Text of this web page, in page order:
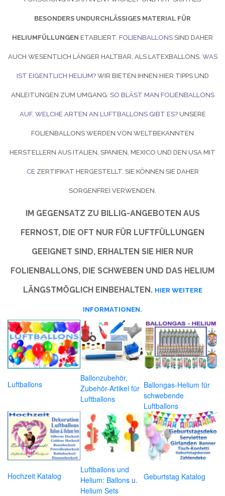
BESONDERS UNDURCHLÄSSIGES MATERIAL FÜR
HELIUMFÜLLUNGEN ETABLIERT. FOLIENBALLONS SIND DAHER
AUCH WESENTLICH LÄNGER HALTBAR, ALS LATEXBALLONS. WAS
IST EIGENTLICH HELIUM?WIR BIETEN IHNEN HIER TIPPS UND
ANLEITUNGEN ZUM UMGANG: SO BLÄST MAN FOLIENBALLONS
AUF. WELCHE ARTEN AN LUFTBALLONS GIBT ES?UNSERE
FOLIENBALLONS WERDEN VON WELTBEKANNTEN
HERSTELLERN AUS ITALIEN, SPANIEN, MEXICO UND DEN USA MIT
CE ZERTIFIKAT HERGESTELLT. SIE KÖNNEN SIE DAHER
SORGENFREI VERWENDEN.
IM GEGENSATZ ZU BILLIG-ANGEBOTEN AUS
FERNOST, DIE OFT NUR FÜR LUFTFÜLLUNGEN
GEEIGNET SIND, ERHALTEN SIE HIER NUR
FOLIENBALLONS, DIE SCHWEBEN UND DAS HELIUM
LÄNGSTMÖGLICH EINBEHALTEN. HIER WEITERE
INFORMATIONEN.
Luftballons
Ballonzubehör,
Zubehör-Artikel für
Luftballons
Ballongas-Helium für
schwebende
Luftballons
Hochzeit Katalog
Luftballons und
Helium: Ballons u.
Helium Sets
Geburtstag Katalog